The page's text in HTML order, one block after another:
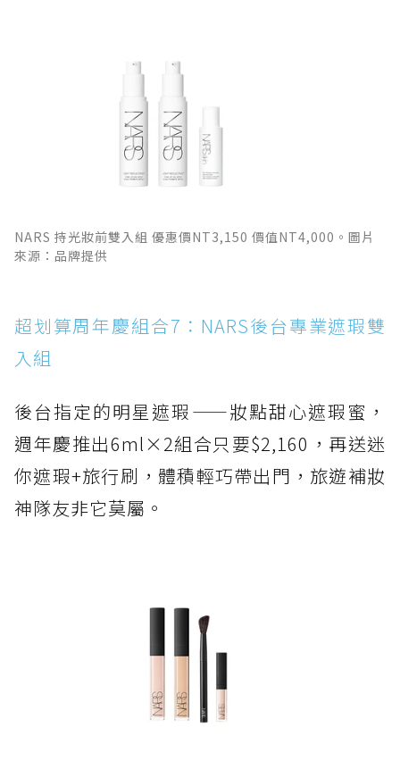
NARS 持光妝前雙入組 優惠價NT3,150 價值NT4,000。圖片
來源：品牌提供
超划算周年慶組合7：NARS後台專業遮瑕雙
入組
後台指定的明星遮瑕——妝點甜心遮瑕蜜，
週年慶推出6ml×2組合只要$2,160，再送迷
你遮瑕+旅行刷，體積輕巧帶出門，旅遊補妝
神隊友非它莫屬。